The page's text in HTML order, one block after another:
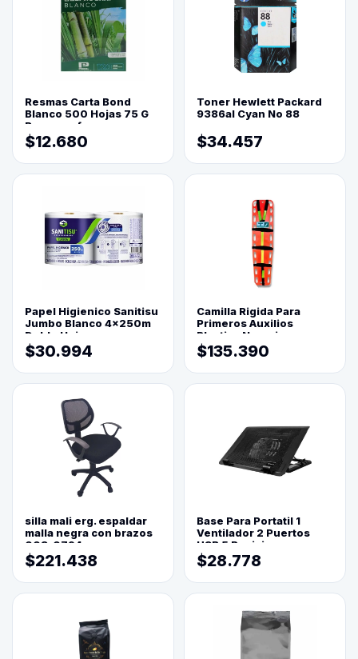
Resmas Carta Bond
Blanco 500 Hojas 75 G
Reprograf.
$12.680
Toner Hewlett Packard
9386al Cyan No 88
$34.457
Papel Higienico Sanitisu
Jumbo Blanco 4x250m
Doble Hoja
$30.994
Camilla Rigida Para
Primeros Auxilios
Plastica Naranja
$135.390
silla mali erg. espaldar
malla negra con brazos
003-0794
$221.438
Base Para Portatil 1
Ventilador 2 Puertos
USB 5 Posiciones
$28.778